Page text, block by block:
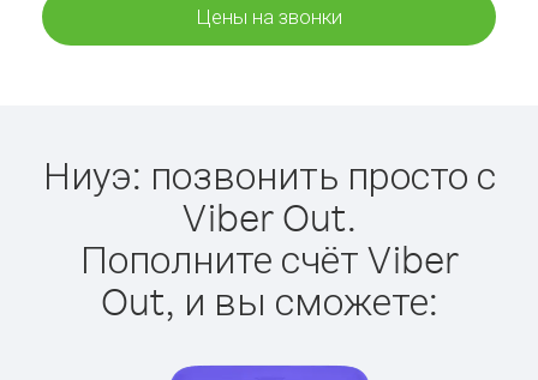
Цены на звонки
Ниуэ: позвонить просто с
Viber Out.
Пополните счёт Viber
Out, и вы сможете: